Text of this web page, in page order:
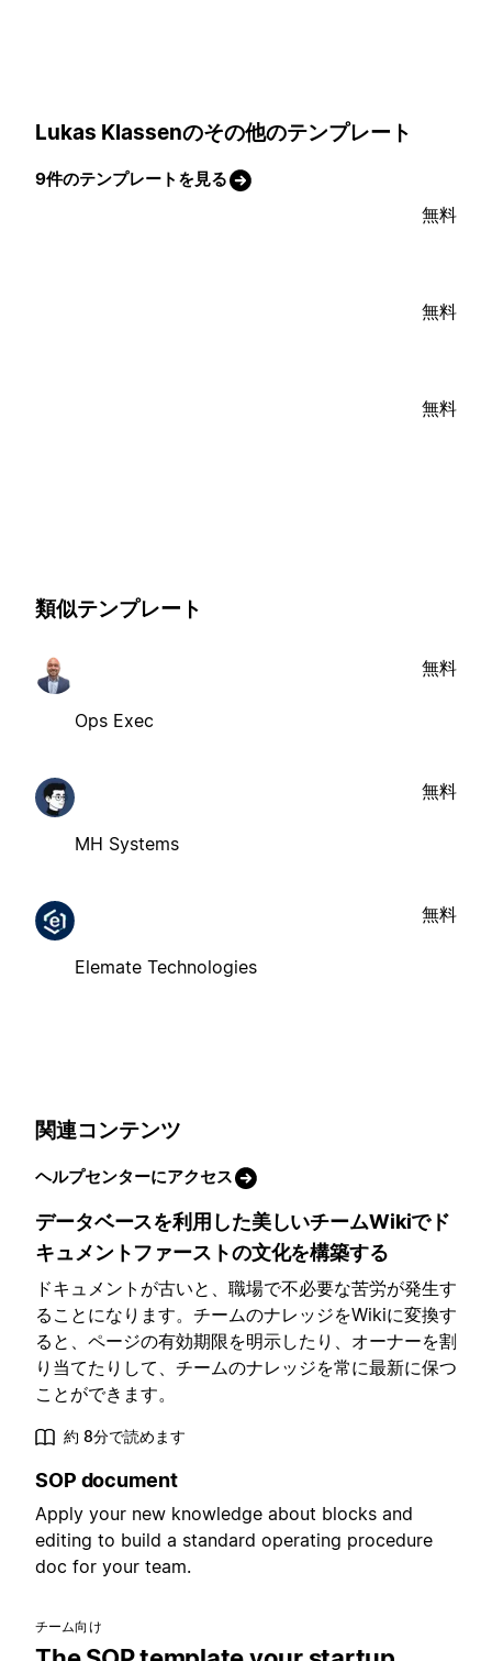
Lukas Klassenのその他のテンプレート
9件のテンプレートを見る
無料
無料
無料
類似テンプレート
Ops Exec
無料
MH Systems
無料
Elemate Technologies
無料
関連コンテンツ
ヘルプセンターにアクセス
データベースを利用した美しいチームWikiでド
キュメントファーストの文化を構築する
ドキュメントが古いと、職場で不必要な苦労が発生す
ることになります。チームのナレッジをWikiに変換す
ると、ページの有効期限を明示したり、オーナーを割
り当てたりして、チームのナレッジを常に最新に保つ
ことができます。
約 8分で読めます
SOP document
Apply your new knowledge about blocks and
editing to build a standard operating procedure
doc for your team.
チーム向け